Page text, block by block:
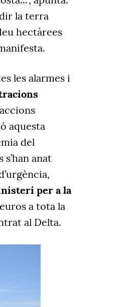
la terra
hectàrees
les alarmes i
aquesta
del
anat
per a la
a tota la
al Delta.